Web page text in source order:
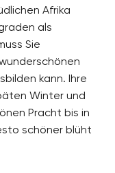
Afrika
als
Sie
kann. Ihre
Winter und
Pracht bis in
schöner blüht